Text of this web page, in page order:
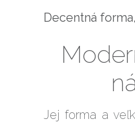
Decentná
Jej forma a